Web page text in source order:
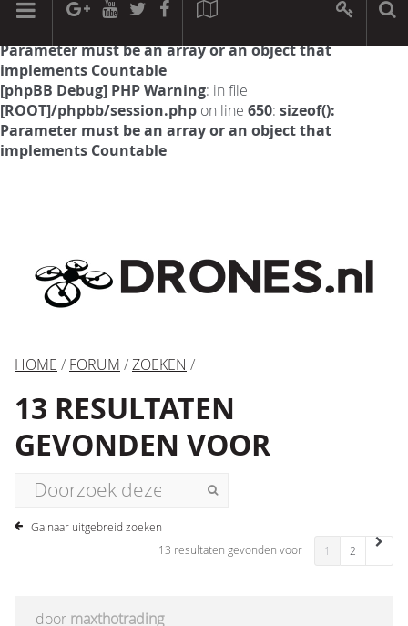
[phpBB Debug] PHP Warning: in file
Parameter must be an array or an object that
implements Countable
[phpBB Debug] PHP Warning: in file
[ROOT]/phpbb/session.php on line 650: sizeof():
Parameter must be an array or an object that
implements Countable
HOME / FORUM /ZOEKEN /
13 RESULTATEN
GEVONDEN VOOR
Ga naar uitgebreid zoeken
13 resultaten gevonden voor
1 2
door maxthotrading